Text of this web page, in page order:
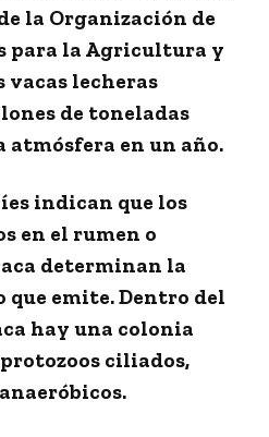
la Organización de
para la Agricultura y
lecheras
de toneladas
atmósfera en un año.
indican que los
en el rumen o
determinan la
emite. Dentro del
hay una colonia
ciliados,